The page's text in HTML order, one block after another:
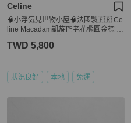
Celine
🧠小浮気見世物小屋🧠法國製🇫🇷 Ce
line Macadam凱旋門老花橢圓金標 手
標
TWD 5,800
狀況良好 本地 免運